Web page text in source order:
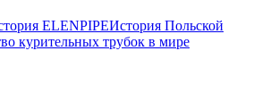
ELENPIPEИстория Польской
курительных трубок в мире